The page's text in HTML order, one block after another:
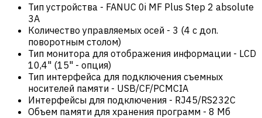
Тип устройства - FANUC 0i MF Plus Step 2 absolute
3A
Количество управляемых осей - 3 (4 с доп.
поворотным столом)
Тип монитора для отображения информации - LCD
10,4" (15" - опция)
Тип интерфейса для подключения съемных
носителей памяти - USB/CF/PCMCIA
Интерфейсы для подключения - RJ45/RS232C
Объем памяти для хранения программ - 8 Мб